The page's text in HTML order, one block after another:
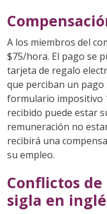
A los miembros del
$75/hora. El pago se
tarjeta de regalo
que perciban un
formulario impositivo
recibido puede estar
remuneración no
recibirá una
su empleo.
Conflictos de
sigla en